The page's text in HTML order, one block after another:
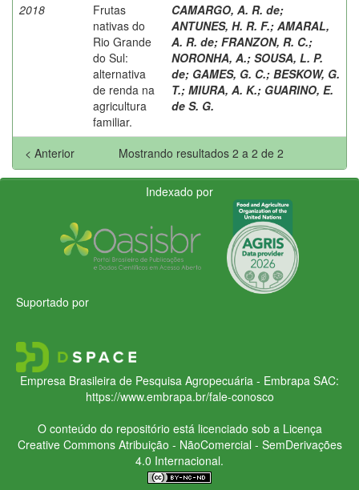
2018
Frutas
nativas do
Rio Grande
do Sul:
alternativa
de renda na
agricultura
familiar.
CAMARGO, A. R. de;
ANTUNES, H. R. F.; AMARAL,
A. R. de; FRANZON, R. C.;
NORONHA, A.; SOUSA, L. P.
de; GAMES, G. C.; BESKOW, G.
T.; MIURA, A. K.; GUARINO, E.
de S. G.
Mostrando resultados 2 a 2 de 2
< Anterior
Indexado por
Suportado por
Empresa Brasileira de Pesquisa Agropecuária - Embrapa SAC:
https://www.embrapa.br/fale-conosco
O conteúdo do repositório está licenciado sob a Licença
Creative CommonsAtribuição - NãoComercial - SemDerivações
4.0 Internacional.